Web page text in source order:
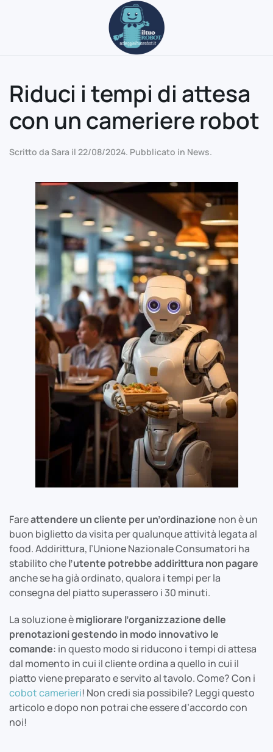
Passa al contenuto principale
Riduci i tempi di attesa
con un cameriere robot
Scritto da Sara il 22/08/2024. Pubblicato in News.
Fareattendere un cliente per un’ordinazione non è un
buon biglietto da visita per qualunque attività legata al
food. Addirittura, l’Unione Nazionale Consumatori ha
stabilito chel’utente potrebbe addirittura non pagare
anche se ha già ordinato, qualora i tempi per la
consegna del piatto superassero i 30 minuti.
La soluzione èmigliorare l’organizzazione delle
prenotazionigestendo in modo innovativo le
comande: in questo modo si riducono i tempi di attesa
dal momento in cui il cliente ordina a quello in cui il
piatto viene preparato e servito al tavolo. Come? Con i
cobot camerieri! Non credi sia possibile? Leggi questo
articolo e dopo non potrai che essere d’accordo con
noi!